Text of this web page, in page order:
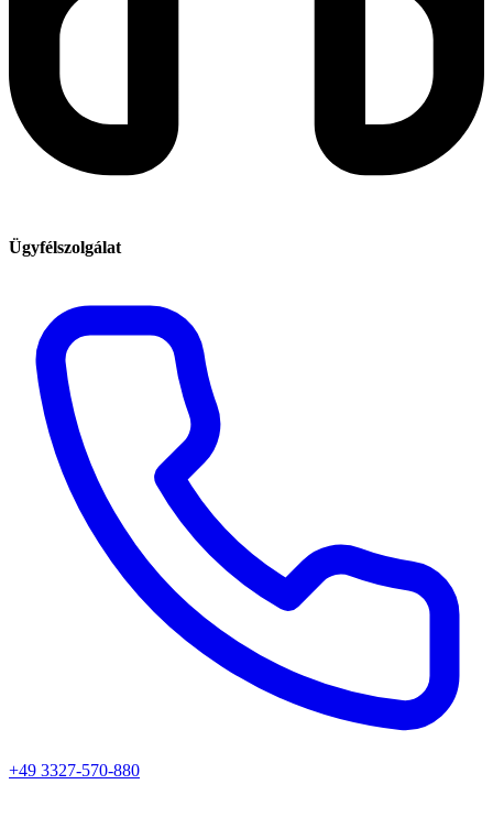
Ügyfélszolgálat
+49 3327-570-880